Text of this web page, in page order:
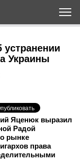
Украины
Яценюк выразил
Радой
о рынке
права